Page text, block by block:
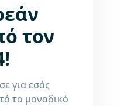
τον
για εσάς
το μοναδικό